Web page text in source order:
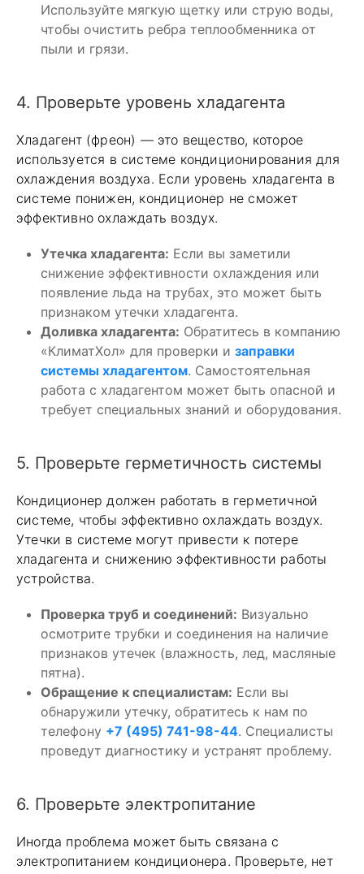
Используйте мягкую щетку или струю воды,
чтобы очистить ребра теплообменника от
пыли и грязи.
4. Проверьте уровень хладагента
Хладагент (фреон) — это вещество, которое
используется в системе кондиционирования для
охлаждения воздуха. Если уровень хладагента в
системе понижен, кондиционер не сможет
эффективно охлаждать воздух.
Утечка хладагента: Если вы заметили
снижение эффективности охлаждения или
появление льда на трубах, это может быть
признаком утечки хладагента.
Доливка хладагента: Обратитесь в компанию
«КлиматХол» для проверки и заправки
системы хладагентом. Самостоятельная
работа с хладагентом может быть опасной и
требует специальных знаний и оборудования.
5. Проверьте герметичность системы
Кондиционер должен работать в герметичной
системе, чтобы эффективно охлаждать воздух.
Утечки в системе могут привести к потере
хладагента и снижению эффективности работы
устройства.
Проверка труб и соединений: Визуально
осмотрите трубки и соединения на наличие
признаков утечек (влажность, лед, масляные
пятна).
Обращение к специалистам: Если вы
обнаружили утечку, обратитесь к нам по
телефону +7 (495) 741-98-44. Специалисты
проведут диагностику и устранят проблему.
6. Проверьте электропитание
Иногда проблема может быть связана с
электропитанием кондиционера. Проверьте, нет